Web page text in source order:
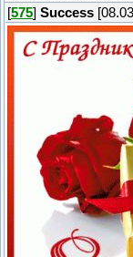
[575] Success